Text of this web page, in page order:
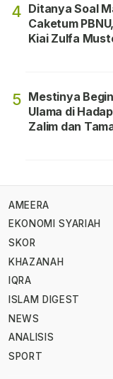
4 Ditanya Soal
Caketum
Kiai Zulfa
5 Mestinya
Ulama di
Zalim dan
AMEERA
EKONOMI SYARIAH
SKOR
KHAZANAH
IQRA
ISLAM DIGEST
NEWS
ANALISIS
SPORT